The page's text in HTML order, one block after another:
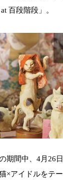
百段階段」。
期間中、4月26
×アイドルをテ